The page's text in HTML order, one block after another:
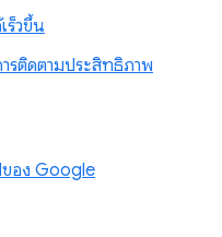
ร็วขึ้น
รติดตามประสิทธิภาพ
อง Google